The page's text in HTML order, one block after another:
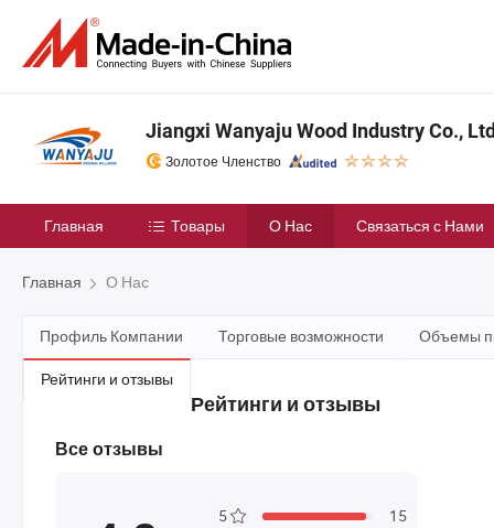
Jiangxi Wanyaju Wood Industry Co.,
Золотое Членство
Главная Товары О Нас Связаться с Нами
Главная О Нас
Профиль Компании Торговые возможности Объемы
Рейтинги и отзывы
Рейтинги и отзывы
Все отзывы
5
15